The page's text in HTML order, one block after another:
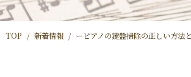
TOP 新着情報 ーピアノの鍵盤掃除の正しい方法